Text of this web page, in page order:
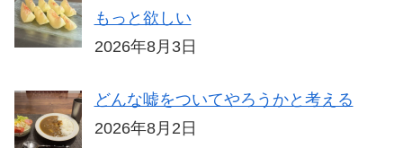
もっと欲しい
2026年8月3日
どんな嘘をついてやろうかと考える
2026年8月2日